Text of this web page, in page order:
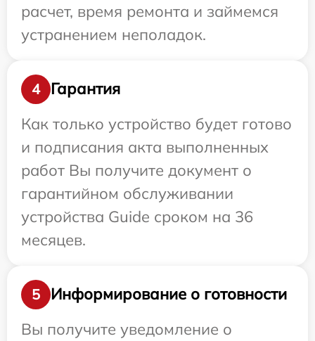
расчет, время ремонта и займемся
устранением неполадок.
4
Гарантия
Как только устройство будет готово
и подписания акта выполненных
работ Вы получите документ о
гарантийном обслуживании
устройства Guide сроком на 36
месяцев.
5
Информирование о готовности
Вы получите уведомление о